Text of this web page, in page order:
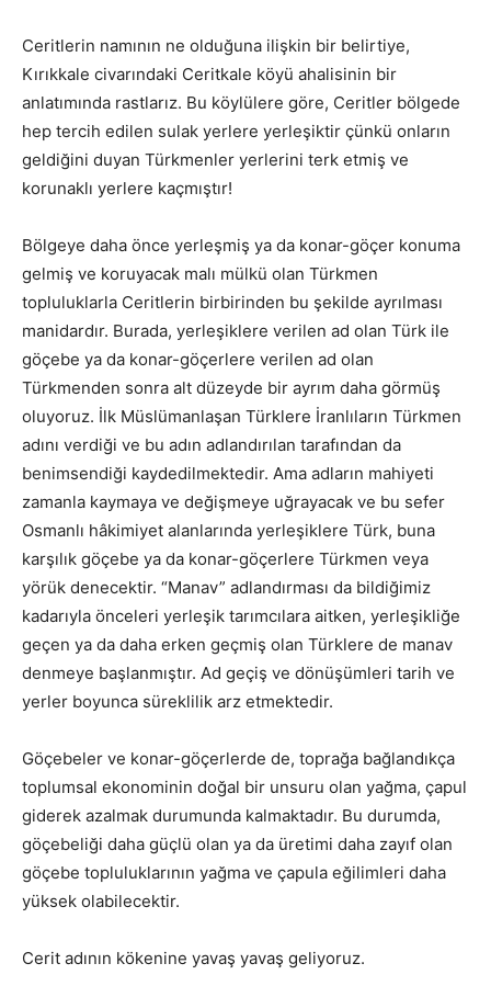
Ceritlerin namının ne olduğuna ilişkin bir belirtiye,
Kırıkkale civarındaki Ceritkale köyü ahalisinin bir
anlatımında rastlarız. Bu köylülere göre, Ceritler bölgede
hep tercih edilen sulak yerlere yerleşiktir çünkü onların
geldiğini duyan Türkmenler yerlerini terk etmiş ve
korunaklı yerlere kaçmıştır!
Bölgeye daha önce yerleşmiş ya da konar-göçer konuma
gelmiş ve koruyacak malı mülkü olan Türkmen
topluluklarla Ceritlerin birbirinden bu şekilde ayrılması
manidardır. Burada, yerleşiklere verilen ad olan Türk ile
göçebe ya da konar-göçerlere verilen ad olan
Türkmenden sonra alt düzeyde bir ayrım daha görmüş
oluyoruz. İlk Müslümanlaşan Türklere İranlıların Türkmen
adını verdiği ve bu adın adlandırılan tarafından da
benimsendiği kaydedilmektedir. Ama adların mahiyeti
zamanla kaymaya ve değişmeye uğrayacak ve bu sefer
Osmanlı hâkimiyet alanlarında yerleşiklere Türk, buna
karşılık göçebe ya da konar-göçerlere Türkmen veya
yörük denecektir. “Manav” adlandırması da bildiğimiz
kadarıyla önceleri yerleşik tarımcılara aitken, yerleşikliğe
geçen ya da daha erken geçmiş olan Türklere de manav
denmeye başlanmıştır. Ad geçiş ve dönüşümleri tarih ve
yerler boyunca süreklilik arz etmektedir.
Göçebeler ve konar-göçerlerde de, toprağa bağlandıkça
toplumsal ekonominin doğal bir unsuru olan yağma, çapul
giderek azalmak durumunda kalmaktadır. Bu durumda,
göçebeliği daha güçlü olan ya da üretimi daha zayıf olan
göçebe topluluklarının yağma ve çapula eğilimleri daha
yüksek olabilecektir.
Cerit adının kökenine yavaş yavaş geliyoruz.